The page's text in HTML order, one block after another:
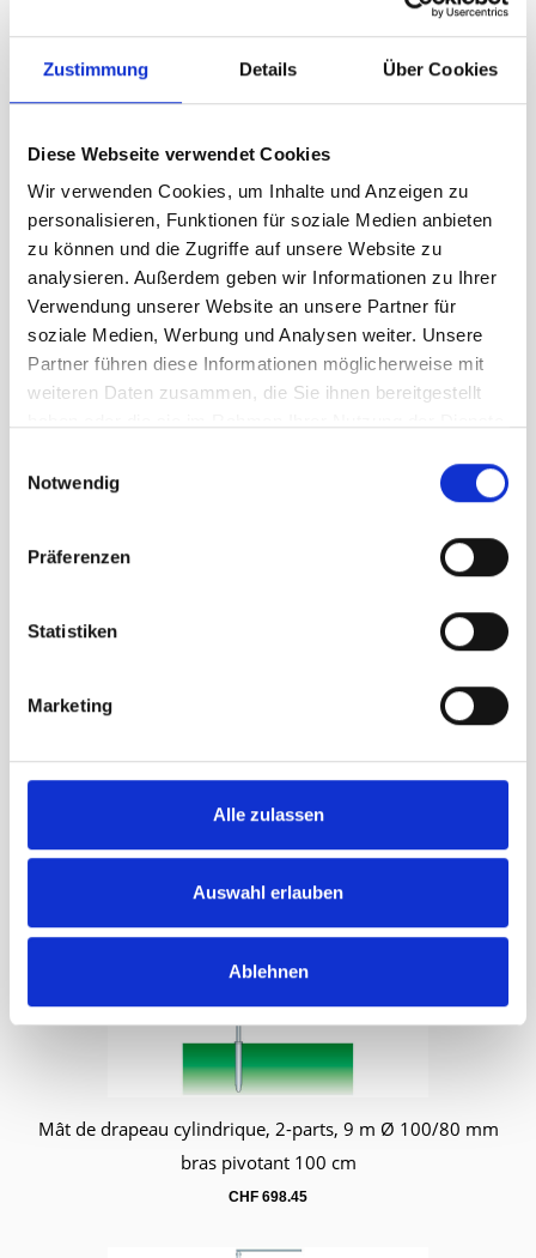
Zustimmung Details Über Cookies
Diese Webseite verwendet Cookies
Wir verwenden Cookies, um Inhalte und Anzeigen zu
personalisieren, Funktionen für soziale Medien anbieten
zu können und die Zugriffe auf unsere Website zu
analysieren. Außerdem geben wir Informationen zu Ihrer
Verwendung unserer Website an unsere Partner für
soziale Medien, Werbung und Analysen weiter. Unsere
Partner führen diese Informationen möglicherweise mit
weiteren Daten zusammen, die Sie ihnen bereitgestellt
Notwendig
Präferenzen
Statistiken
Marketing
Alle zulassen
Auswahl erlauben
Ablehnen
Panier
Mât de drapeau cylindrique, 2-parts, 9 m Ø 100/80 mm
bras pivotant 120 cm
CHF698.45
Mât de drapeau cylindrique, 2-parts, 9 m Ø 100/80 mm
Panier
Mât de drapeau cylindrique, 2-parts, 9 m Ø 100/80 mm
bras pivotant 100 cm
CHF 698.45